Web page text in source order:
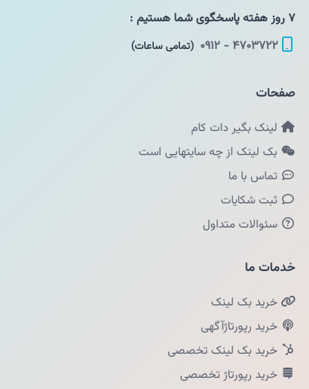
۷ روز هفته پاسخگوی شما هستیم :
۴۷۰۳۷۲۲ - ۰۹۱۲
(تمامی ساعات)
صفحات
لینک بگیر دات کام
بک لینک از چه سایتهایی است
تماس با ما
ثبت شکایات
سئوالات متداول
خدمات ما
خرید بک لینک
خرید رپورتاژآگهی
خرید بک لینک تخصصی
خرید رپورتاژ تخصصی